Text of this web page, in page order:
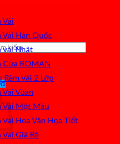
₫
Vải
Vải Hàn Quốc
vải Nhật
Cửa ROMAN
Rèm Vải 2 Lớp
Vải Voan
Vải Một Màu
Vải Hoa Văn Họa Tiết
Vải Giá Rẻ